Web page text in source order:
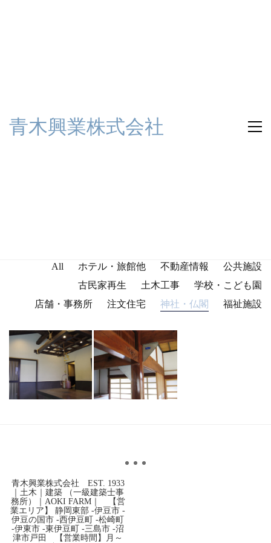
青木興業株式会社
All ホテル・旅館他 不動産情報
公共施設
古民家再生
土木工事
学校・こども園
店舗・事務所
注文住宅 神社・仏閣 福祉施設
青木興業株式会社 EST. 1933
｜土木｜建築 （一級建築士事
務所）｜AOKI FARM｜ 【営
業エリア】 静岡東部 -伊豆市 -
伊豆の国市 -西伊豆町 -松崎町
-伊東市 -東伊豆町 -三島市 -沼
津市戸田 【営業時間】月～